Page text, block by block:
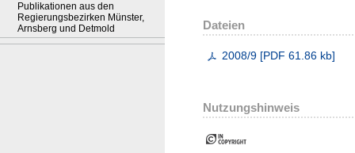
Publikationen aus den
Regierungsbezirken Münster,
Arnsberg und Detmold
Dateien
2008/9 [PDF 61.86 kb]
Nutzungshinweis